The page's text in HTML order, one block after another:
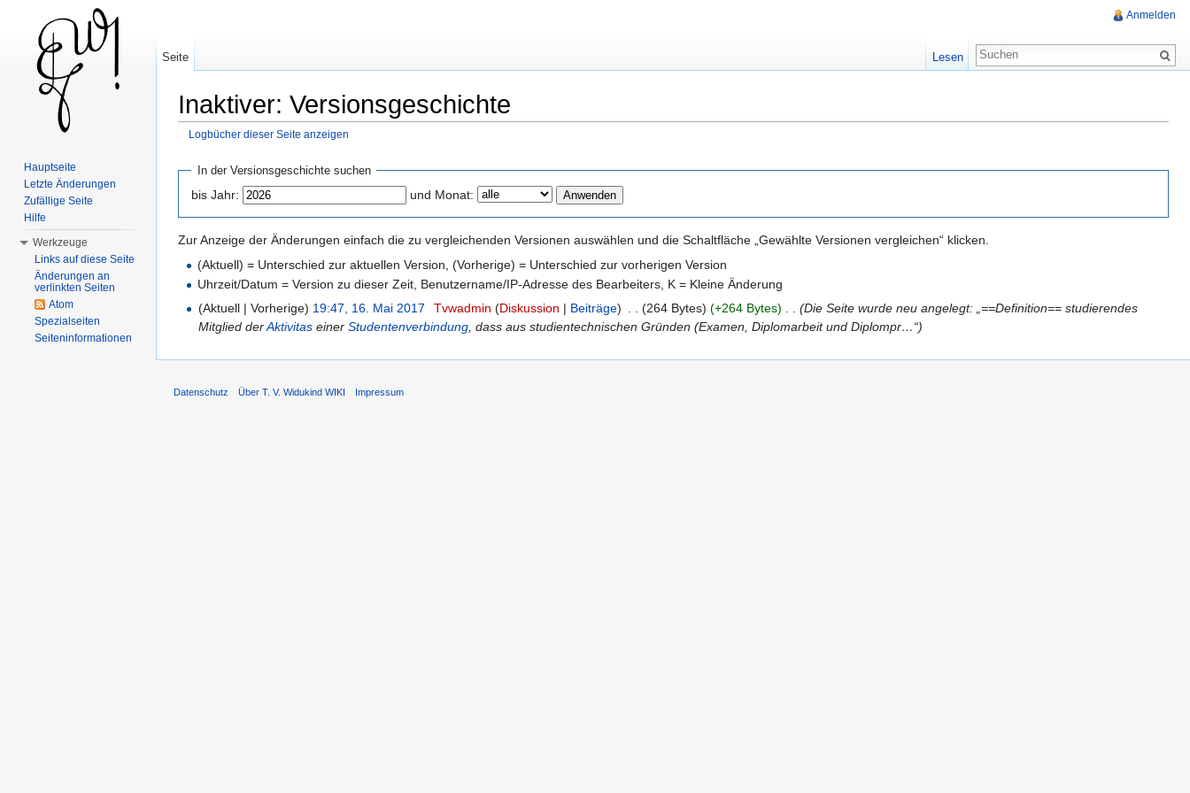
Inaktiver: Versionsgeschichte
Logbücher dieser Seite anzeigen
In der Versionsgeschichte suchen
bis Jahr: und Monat:
Zur Anzeige der Änderungen einfach die zu vergleichenden Versionen auswählen und die Schaltfläche „Gewählte Versionen vergleichen“ klicken.
(Aktuell) = Unterschied zur aktuellen Version, (Vorherige) = Unterschied zur vorherigen Version
Uhrzeit/Datum = Version zu dieser Zeit, Benutzername/IP-Adresse des Bearbeiters, K = Kleine Änderung
(Aktuell | Vorherige) 19:47, 16. Mai 2017 Tvwadmin (Diskussion | Beiträge) (264 Bytes) (+264 Bytes)
(Die Seite wurde neu angelegt: „==Definition== studierendes
Mitglied derAktivitas einerStudentenverbindung , dass aus studientechnischen Gründen (Examen, Diplomarbeit und Diplompr…“)
Anmelden
Seite Lesen
Hauptseite
Letzte Änderungen
Zufällige Seite
Hilfe
Werkzeuge
Links auf diese Seite
Änderungen an
verlinkten Seiten
Atom
Spezialseiten
Seiteninformationen
Datenschutz Über T. V. Widukind WIKI Impressum